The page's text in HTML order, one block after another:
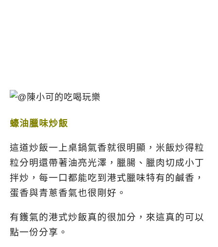
蠔油臘味炒飯
這道炒飯一上桌鍋氣香就很明顯，米飯炒得粒
粒分明還帶著油亮光澤，臘腸、臘肉切成小丁
拌炒，每一口都能吃到港式臘味特有的鹹香，
蛋香與青蔥香氣也很剛好。
有鑊氣的港式炒飯真的很加分，來這真的可以
點一份分享。